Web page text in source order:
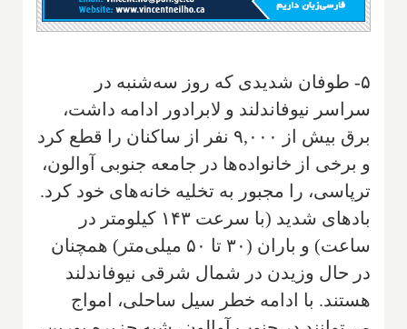
۵- طوفان شدیدی که روز سه‌شنبه در
سراسر نیوفاندلند و لابرادور ادامه داشت،
برق بیش از ۹,۰۰۰ نفر از ساکنان را قطع کرد
و برخی از خانواده‌ها در جامعه جنوبی آوالون،
ترپاسی، را مجبور به تخلیه خانه‌های خود کرد.
بادهای شدید (با سرعت ۱۴۳ کیلومتر در
ساعت) و باران (۳۰ تا ۵۰ میلی‌متر) همچنان
در حال وزیدن در شمال شرقی نیوفاندلند
هستند. با ادامه خطر سیل ساحلی، امواج